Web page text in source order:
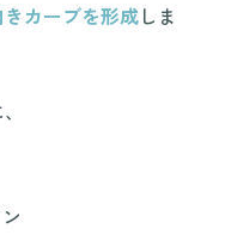
カーブを形成しま